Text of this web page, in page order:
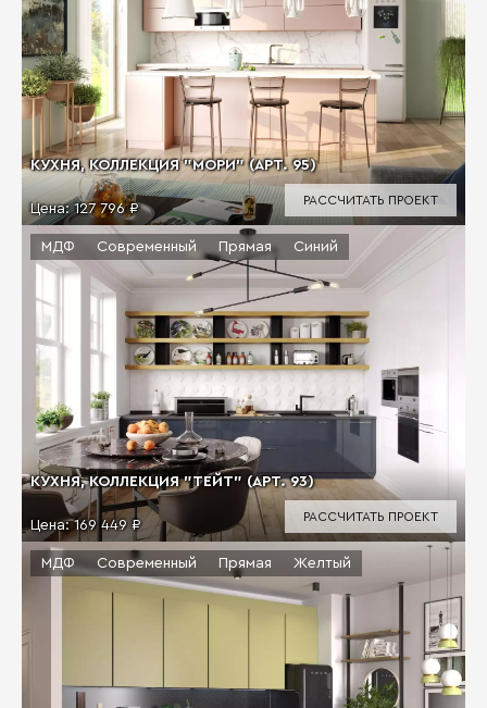
КУХНЯ, КОЛЛЕКЦИЯ "МОРИ" (АРТ. 95)
Цена:127 796 ₽
РАССЧИТАТЬ ПРОЕКТ
КУХНЯ, КОЛЛЕКЦИЯ "ТЕЙТ" (АРТ. 93)
Цена:169 449 ₽
МДФ Современный Прямая Синий
РАССЧИТАТЬ ПРОЕКТ
МДФ Современный Прямая Желтый